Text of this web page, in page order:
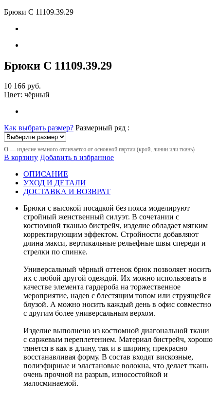
Брюки С 11109.39.29
Брюки С 11109.39.29
10 166 руб.
Цвет: чёрный
Как выбрать размер? Размерный ряд :
О — изделие немного отличается от основной партии (крой, линии или ткань)
В корзину Добавить в избранное
ОПИСАНИЕ
УХОД И ДЕТАЛИ
ДОСТАВКА И ВОЗВРАТ
Брюки с высокой посадкой без пояса моделируют
стройный женственный силуэт. В сочетании с
костюмной тканью бистрейч, изделие обладает мягким
корректирующим эффектом. Стройности добавляют
длина макси, вертикальные рельефные швы спереди и
стрелки по спинке.
Универсальный чёрный оттенок брюк позволяет носить
их с любой другой одеждой. Их можно использовать в
качестве элемента гардероба на торжественное
мероприятие, надев с блестящим топом или струящейся
блузой. А можно носить каждый день в офис совместно
с другим более универсальным верхом.
Изделие выполнено из костюмной диагональной ткани
с саржевым переплетением. Материал бистрейч, хорошо
тянется в как в длину, так и в ширину, прекрасно
восстанавливая форму. В состав входят вискозные,
полиэфирные и эластановые волокна, что делает ткань
очень прочной на разрыв, износостойкой и
малосминаемой.